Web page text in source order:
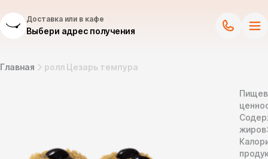
Доставка или в кафе
Выбери адрес получения
Главная ролл Цезарь темпура